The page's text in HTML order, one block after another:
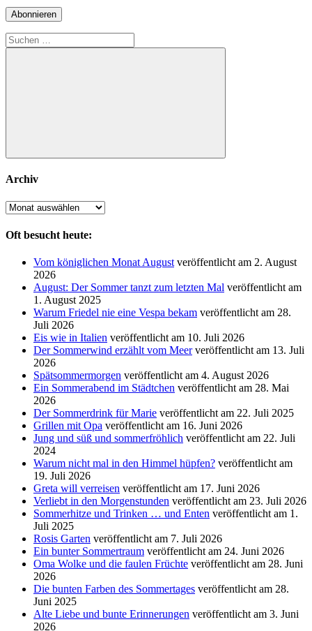
Adresse
Abonnieren
Suchen
nach:
Suchen
Archiv
Archiv
Oft besucht heute:
Vom königlichen Monat August veröffentlicht am 2. August
2026
August: Der Sommer tanzt zum letzten Mal veröffentlicht am
1. August 2025
Warum Friedel nie eine Vespa bekam veröffentlicht am 28.
Juli 2026
Eis wie in Italien veröffentlicht am 10. Juli 2026
Der Sommerwind erzählt vom Meer veröffentlicht am 13. Juli
2026
Spätsommermorgen veröffentlicht am 4. August 2026
Ein Sommerabend im Städtchen veröffentlicht am 28. Mai
2026
Der Sommerdrink für Marie veröffentlicht am 22. Juli 2025
Grillen mit Opa veröffentlicht am 16. Juni 2026
Jung und süß und sommerfröhlich veröffentlicht am 22. Juli
2024
Warum nicht mal in den Himmel hüpfen? veröffentlicht am
19. Juli 2026
Greta will verreisen veröffentlicht am 17. Juni 2026
Verliebt in den Morgenstunden veröffentlicht am 23. Juli 2026
Sommerhitze und Trinken … und Enten veröffentlicht am 1.
Juli 2025
Rosis Garten veröffentlicht am 7. Juli 2026
Ein bunter Sommertraum veröffentlicht am 24. Juni 2026
Oma Wolke und die faulen Früchte veröffentlicht am 28. Juni
2026
Die bunten Farben des Sommertages veröffentlicht am 28.
Juni 2025
Alte Liebe und bunte Erinnerungen veröffentlicht am 3. Juni
2026